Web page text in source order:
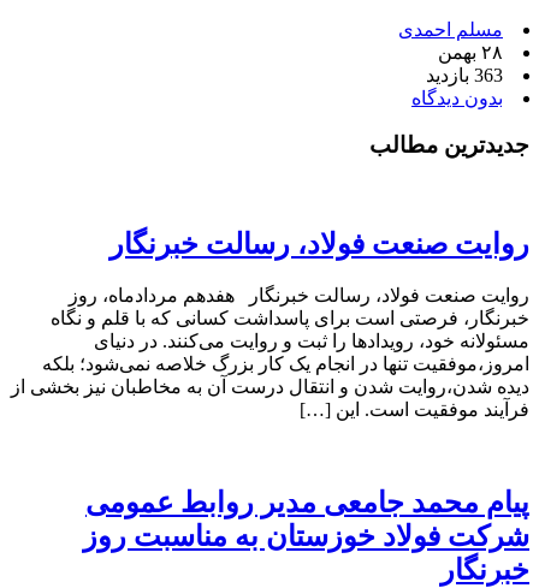
مسلم احمدی
۲۸ بهمن
363 بازدید
بدون دیدگاه
جدیدترین مطالب
روایت صنعت فولاد،‌ رسالت خبرنگار
روایت صنعت فولاد،‌ رسالت خبرنگار هفدهم مردادماه، روز
خبرنگار، فرصتی است برای پاسداشت کسانی که با قلم و نگاه
مسئولانه خود، رویدادها را ثبت و روایت می‌کنند. در دنیای
امروز،موفقیت تنها در انجام یک کار بزرگ خلاصه نمی‌شود؛ بلکه
دیده شدن،روایت شدن و انتقال درست آن به مخاطبان نیز بخشی از
فرآیند موفقیت است. این […]
پیام محمد جامعی مدیر روابط عمومی
شرکت فولاد خوزستان به مناسبت روز
خبرنگار